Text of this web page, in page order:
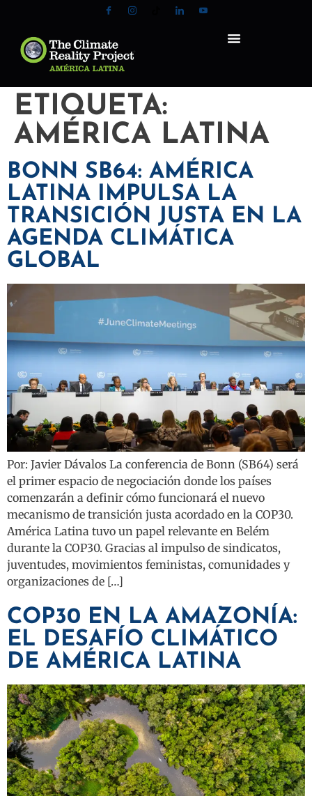
ETIQUETA:
AMÉRICA LATINA
BONN SB64: AMÉRICA
LATINA IMPULSA LA
TRANSICIÓN JUSTA EN LA
AGENDA CLIMÁTICA
GLOBAL
Por: Javier Dávalos La conferencia de Bonn (SB64) será
el primer espacio de negociación donde los países
comenzarán a definir cómo funcionará el nuevo
mecanismo de transición justa acordado en la COP30.
América Latina tuvo un papel relevante en Belém
durante la COP30. Gracias al impulso de sindicatos,
juventudes, movimientos feministas, comunidades y
organizaciones de […]
COP30 EN LA AMAZONÍA:
EL DESAFÍO CLIMÁTICO
DE AMÉRICA LATINA